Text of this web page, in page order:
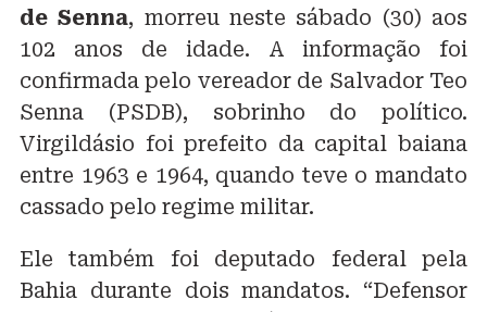
de Senna, morreu neste sábado (30) aos
102 anos de idade. A informação foi
confirmada pelo vereador de Salvador Teo
Senna (PSDB), sobrinho do político.
Virgildásio foi prefeito da capital baiana
entre 1963 e 1964, quando teve o mandato
cassado pelo regime militar.
Ele também foi deputado federal pela
Bahia durante dois mandatos. “Defensor